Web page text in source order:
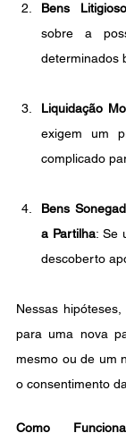
Bens
sobre a
determinados
Liquidação
exigem um
complicado
Bens
a Partilha: Se
descoberto
Nessas
para uma nova
mesmo ou de um
o consentimento
Como